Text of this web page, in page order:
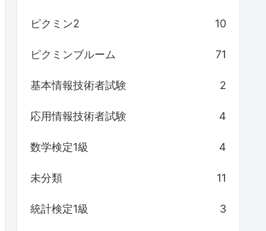
ピクミン2 10
ピクミンブルーム 71
基本情報技術者試験 2
応用情報技術者試験 4
数学検定1級 4
未分類 11
統計検定1級 3